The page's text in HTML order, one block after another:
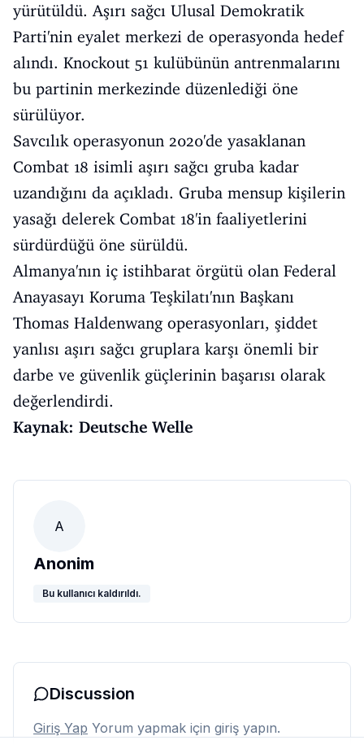
yürütüldü. Aşırı sağcı Ulusal Demokratik
Parti'nin eyalet merkezi de operasyonda hedef
alındı. Knockout 51 kulübünün antrenmalarını
bu partinin merkezinde düzenlediği öne
sürülüyor.
Savcılık operasyonun 2020'de yasaklanan
Combat 18 isimli aşırı sağcı gruba kadar
uzandığını da açıkladı. Gruba mensup kişilerin
yasağı delerek Combat 18'in faaliyetlerini
sürdürdüğü öne sürüldü.
Almanya'nın iç istihbarat örgütü olan Federal
Anayasayı Koruma Teşkilatı'nın Başkanı
Thomas Haldenwang operasyonları, şiddet
yanlısı aşırı sağcı gruplara karşı önemli bir
darbe ve güvenlik güçlerinin başarısı olarak
değerlendirdi.
Kaynak: Deutsche Welle
A
Anonim
Bu kullanıcı kaldırıldı.
Discussion
Giriş Yap Yorum yapmak için giriş yapın.